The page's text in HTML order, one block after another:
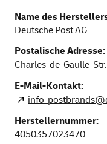
Name des
Deutsche Post AG
Postalische Adresse:
Charles-de-Gaulle-
E-Mail-Kontakt:
info-
Herstellernummer:
4050357023470